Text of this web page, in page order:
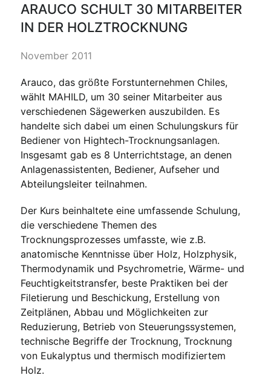
ARAUCO SCHULT 30 MITARBEITER
IN DER HOLZTROCKNUNG
November 2011
Arauco, das größte Forstunternehmen Chiles,
wählt MAHILD, um 30 seiner Mitarbeiter aus
verschiedenen Sägewerken auszubilden. Es
handelte sich dabei um einen Schulungskurs für
Bediener von Hightech-Trocknungsanlagen.
Insgesamt gab es 8 Unterrichtstage, an denen
Anlagenassistenten, Bediener, Aufseher und
Abteilungsleiter teilnahmen.
Der Kurs beinhaltete eine umfassende Schulung,
die verschiedene Themen des
Trocknungsprozesses umfasste, wie z.B.
anatomische Kenntnisse über Holz, Holzphysik,
Thermodynamik und Psychrometrie, Wärme- und
Feuchtigkeitstransfer, beste Praktiken bei der
Filetierung und Beschickung, Erstellung von
Zeitplänen, Abbau und Möglichkeiten zur
Reduzierung, Betrieb von Steuerungssystemen,
technische Begriffe der Trocknung, Trocknung
von Eukalyptus und thermisch modifiziertem
Holz.